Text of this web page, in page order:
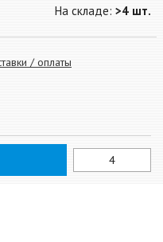
На складе: >4 шт.
/ оплаты